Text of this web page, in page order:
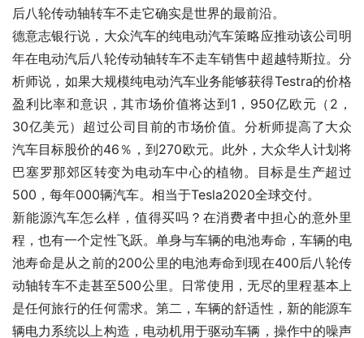
后八轮传动轴转车不走它确实是世界的最前沿。
德意志银行说，大众汽车的纯电动汽车策略应推动该公司明
年在电动汽后八轮传动轴转车不走车销售中超越特斯拉。分
析师说，如果大规模纯电动汽车业务能够获得Testra的价格
盈利比率和意识，其市场价值将达到1，950亿欧元（2，
30亿美元）超过公司目前的市场价值。分析师提高了大众
汽车目标股价的46％，到270欧元。此外，大众华人计划将
巴塞罗那郊区转变为电动车中心的植物。目标是生产超过
500，每年000辆汽车。相当于Tesla2020全球交付。
新能源汽车怎么样，值得买吗？在消费者中担心的意外里
程，也有一个定性飞跃。单身与车辆的电池寿命，车辆的电
池寿命是从之前的200公里的电池寿命到现在400后八轮传
动轴转车不走甚至500公里。日常使用，无尽的里程基本上
是任何旅行的任何需求。第二，车辆的舒适性，新的能源车
辆电力系统以上构造，电动机用于驱动车辆，操作中的噪声